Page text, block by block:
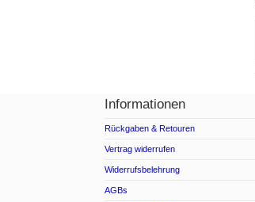
Informationen
Rückgaben & Retouren
Vertrag widerrufen
Widerrufsbelehrung
AGBs